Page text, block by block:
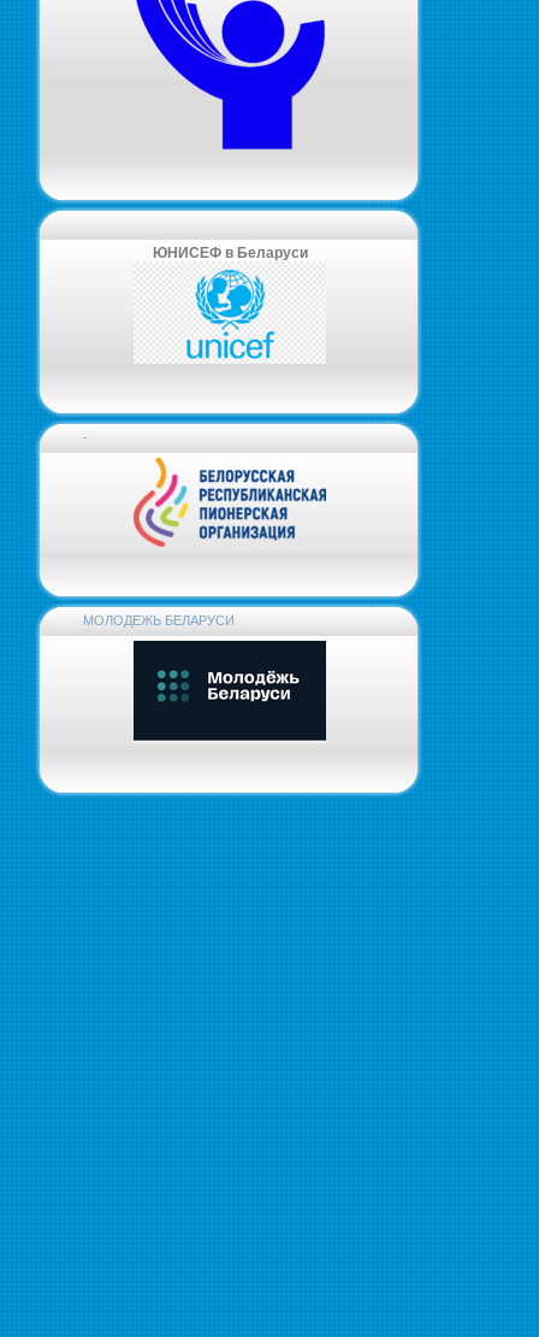
ЮНИСЕФ в Беларуси
-
МОЛОДЕЖЬ БЕЛАРУСИ